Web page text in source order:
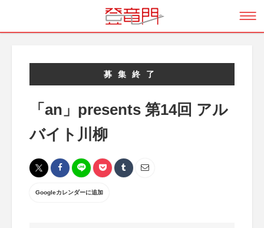
募集終了
「an」presents 第14回 アル
バイト川柳
Googleカレンダーに追加